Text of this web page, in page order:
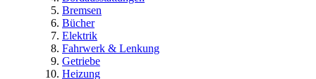
Bremsen
Bücher
Elektrik
Fahrwerk & Lenkung
Getriebe
Heizung